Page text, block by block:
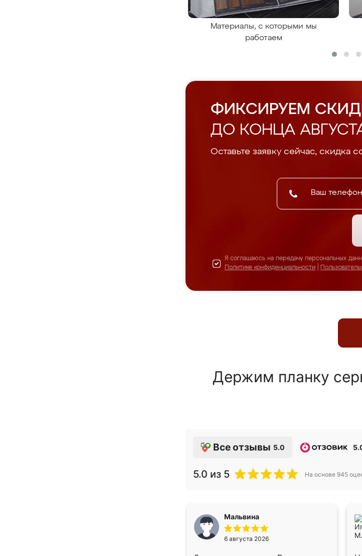
Материалы, с которыми мы
работаем
ФИКСИРУЕМ
ДО КОНЦА
Оставьте заявку сейчас, скидка
Я соглашаюсь на передачу персональных
Политике конфиденциальности
Держим планку
Все отзывы 5.0
5.0 из 5 На основе 945
Мальвина
6 августа 2026